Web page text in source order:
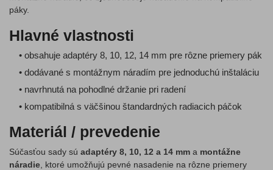
páky.
Hlavné vlastnosti
• obsahuje adaptéry 8, 10, 12, 14 mm pre rôzne priemery pák
• dodávané s montážnym náradím pre jednoduchú inštaláciu
• navrhnutá na pohodlné držanie pri radení
• kompatibilná s väčšinou štandardných radiacich páčok
Materiál / prevedenie
Súčasťou sady sú adaptéry 8, 10, 12 a 14 mm a montážne
náradie , ktoré umožňujú pevné nasadenie na rôzne priemery